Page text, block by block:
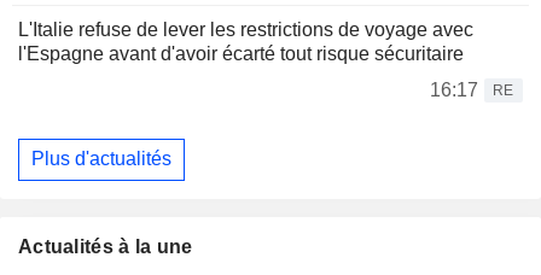
L'Italie refuse de lever les restrictions de voyage avec
l'Espagne avant d'avoir écarté tout risque sécuritaire
16:17
RE
Plus d'actualités
Actualités à la une